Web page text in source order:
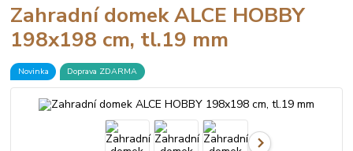
Zahradní domek ALCE HOBBY
198x198 cm, tl.19 mm
Novinka Doprava ZDARMA